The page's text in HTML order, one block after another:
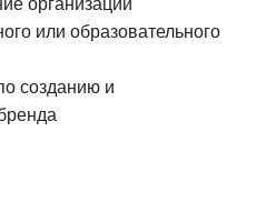
или образовательного
созданию и